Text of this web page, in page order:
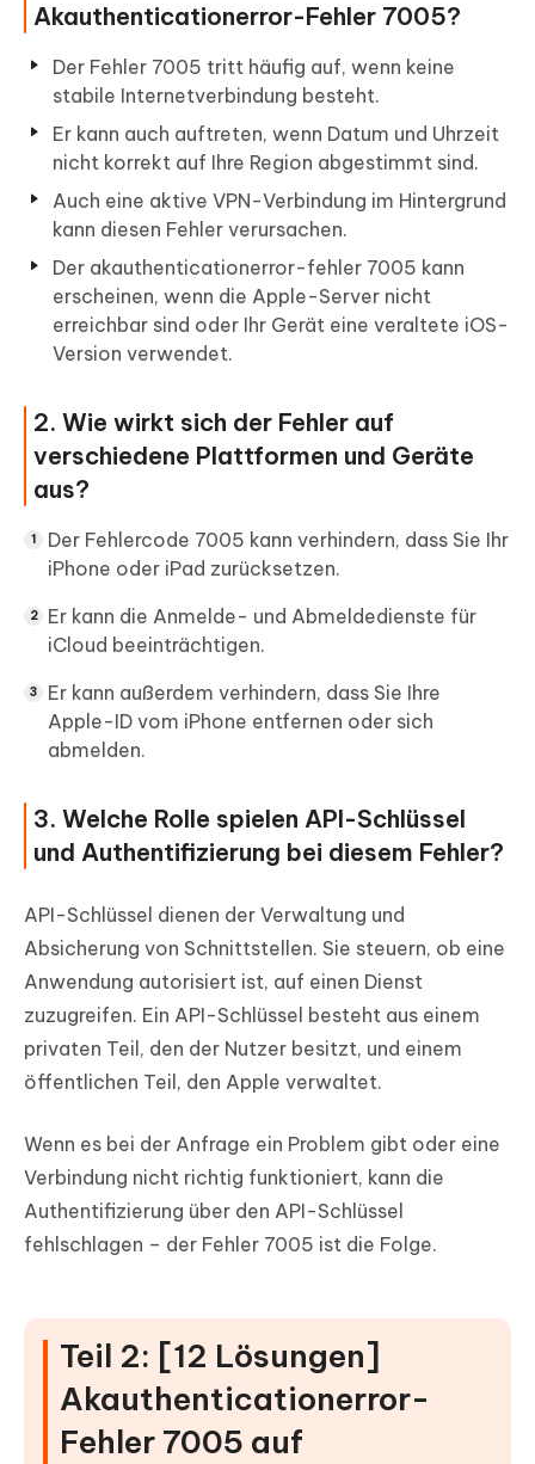
Akauthenticationerror-Fehler 7005?
Der Fehler 7005 tritt häufig auf, wenn keine
stabile Internetverbindung besteht.
Er kann auch auftreten, wenn Datum und Uhrzeit
nicht korrekt auf Ihre Region abgestimmt sind.
Auch eine aktive VPN-Verbindung im Hintergrund
kann diesen Fehler verursachen.
Der akauthenticationerror-fehler 7005 kann
erscheinen, wenn die Apple-Server nicht
erreichbar sind oder Ihr Gerät eine veraltete iOS-
Version verwendet.
2. Wie wirkt sich der Fehler auf
verschiedene Plattformen und Geräte
aus?
Der Fehlercode 7005 kann verhindern, dass Sie Ihr
iPhone oder iPad zurücksetzen.
Er kann die Anmelde- und Abmeldedienste für
iCloud beeinträchtigen.
Er kann außerdem verhindern, dass Sie Ihre
Apple-ID vom iPhone entfernen oder sich
abmelden.
3. Welche Rolle spielen API-Schlüssel
und Authentifizierung bei diesem Fehler?
API-Schlüssel dienen der Verwaltung und
Absicherung von Schnittstellen. Sie steuern, ob eine
Anwendung autorisiert ist, auf einen Dienst
zuzugreifen. Ein API-Schlüssel besteht aus einem
privaten Teil, den der Nutzer besitzt, und einem
öffentlichen Teil, den Apple verwaltet.
Wenn es bei der Anfrage ein Problem gibt oder eine
Verbindung nicht richtig funktioniert, kann die
Authentifizierung über den API-Schlüssel
fehlschlagen – der Fehler 7005 ist die Folge.
Teil 2: [12 Lösungen]
Akauthenticationerror-
Fehler 7005 auf